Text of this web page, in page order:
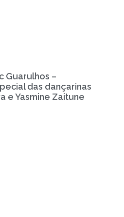
Guarulhos –
das dançarinas
e Yasmine Zaitune